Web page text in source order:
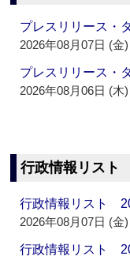
プレスリリース・
2026年08月07日 (金)
プレスリリース・
2026年08月06日 (木)
行政情報リスト
行政情報リスト
2026年08月07日 (金)
行政情報リスト